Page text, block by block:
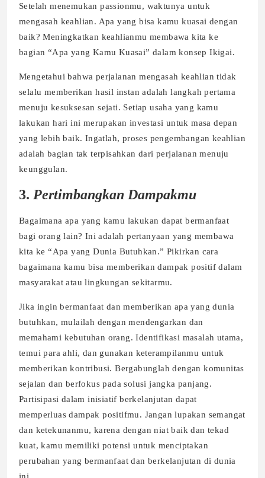
Setelah menemukan passionmu, waktunya untuk
mengasah keahlian. Apa yang bisa kamu kuasai dengan
baik? Meningkatkan keahlianmu membawa kita ke
bagian “Apa yang Kamu Kuasai” dalam konsep Ikigai.
Mengetahui bahwa perjalanan mengasah keahlian tidak
selalu memberikan hasil instan adalah langkah pertama
menuju kesuksesan sejati. Setiap usaha yang kamu
lakukan hari ini merupakan investasi untuk masa depan
yang lebih baik. Ingatlah, proses pengembangan keahlian
adalah bagian tak terpisahkan dari perjalanan menuju
keunggulan.
3. Pertimbangkan Dampakmu
Bagaimana apa yang kamu lakukan dapat bermanfaat
bagi orang lain? Ini adalah pertanyaan yang membawa
kita ke “Apa yang Dunia Butuhkan.” Pikirkan cara
bagaimana kamu bisa memberikan dampak positif dalam
masyarakat atau lingkungan sekitarmu.
Jika ingin bermanfaat dan memberikan apa yang dunia
butuhkan, mulailah dengan mendengarkan dan
memahami kebutuhan orang. Identifikasi masalah utama,
temui para ahli, dan gunakan keterampilanmu untuk
memberikan kontribusi. Bergabunglah dengan komunitas
sejalan dan berfokus pada solusi jangka panjang.
Partisipasi dalam inisiatif berkelanjutan dapat
memperluas dampak positifmu. Jangan lupakan semangat
dan ketekunanmu, karena dengan niat baik dan tekad
kuat, kamu memiliki potensi untuk menciptakan
perubahan yang bermanfaat dan berkelanjutan di dunia
ini.